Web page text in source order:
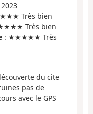
Très bien
Très bien
: ★★★★★ Très
du cite
pas de
avec le GPS